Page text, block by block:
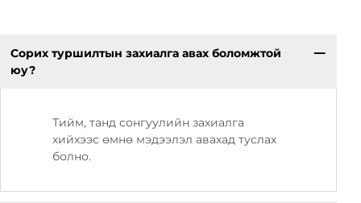
Сорих туршилтын захиалга авах боломжтой
юу?
Тийм, танд сонгуулийн захиалга
хийхээс өмнө мэдээлэл авахад туслах
болно.